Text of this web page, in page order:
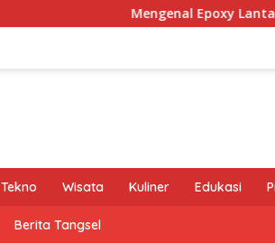
Mengenal Epoxy Lantai, Rahasia
Tekno Wisata Kuliner Edukasi
Berita Tangsel